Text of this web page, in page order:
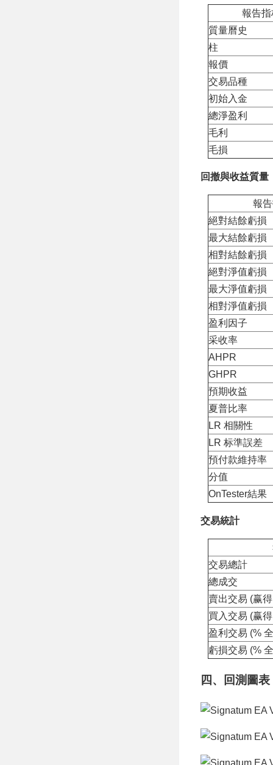
報告指
質量曆史
柱
報價
交易品種
初始入金
總淨盈利
毛利
毛損
回撤與收益質量
報
絕對結餘虧損
最大結餘虧損
相對結餘虧損
絕對淨值虧損
最大淨值虧損
相對淨值虧損
盈利因子
采收率
AHPR
GHPR
預期收益
夏普比率
LR 相關性
LR 标準誤差
預付款維持率
分值
OnTester結果
交易統計
交易總計
總成交
賣出交易 (赢
買入交易 (赢
盈利交易 (%
虧損交易 (%
四、回測圖表